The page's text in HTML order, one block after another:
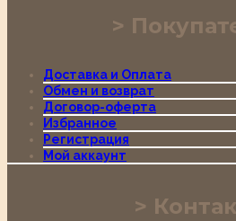
Доставка и Оплата
Обмен и возврат
Договор-оферта
Избранное
Регистрация
Мой аккаунт